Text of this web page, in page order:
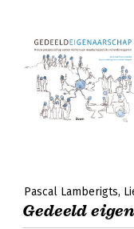
Pascal Lamberigts
Gedeeld